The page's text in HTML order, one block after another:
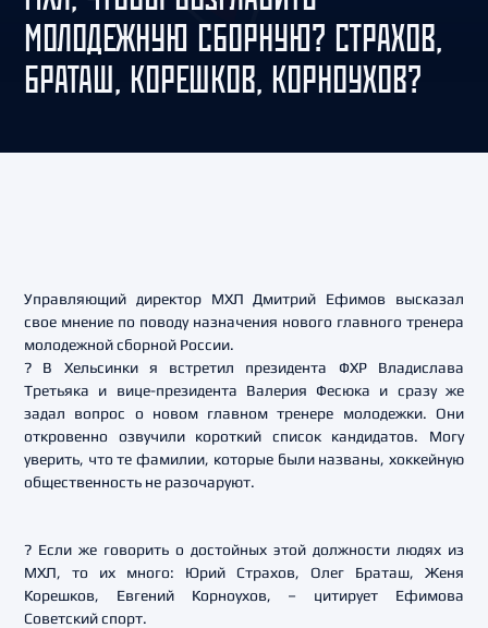
МОЛОДЕЖНУЮ СБОРНУЮ? СТРАХОВ,
БРАТАШ, КОРЕШКОВ, КОРНОУХОВ?
Управляющий директор МХЛ Дмитрий Ефимов высказал
свое мнение по поводу назначения нового главного тренера
молодежной сборной России.
? В Хельсинки я встретил президента ФХР Владислава
Третьяка и вице-президента Валерия Фесюка и сразу же
задал вопрос о новом главном тренере молодежки. Они
откровенно озвучили короткий список кандидатов. Могу
уверить, что те фамилии, которые были названы, хоккейную
общественность не разочаруют.
? Если же говорить о достойных этой должности людях из
МХЛ, то их много: Юрий Страхов, Олег Браташ, Женя
Корешков, Евгений Корноухов, – цитирует Ефимова
Советский спорт.